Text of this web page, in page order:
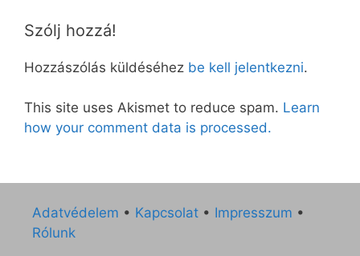
Szólj hozzá!
Hozzászólás küldéséhez be kell jelentkezni.
This site uses Akismet to reduce spam. Learn
how your comment data is processed.
Adatvédelem • Kapcsolat • Impresszum •
Rólunk